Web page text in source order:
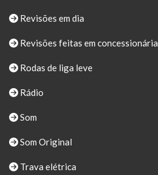
Revisões em dia
Revisões feitas em concessionária
Rodas de liga leve
Rádio
Som
Som Original
Trava elétrica